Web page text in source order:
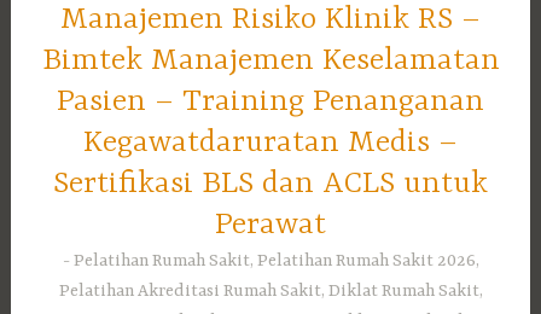
Manajemen Risiko Klinik RS –
Bimtek Manajemen Keselamatan
Pasien – Training Penanganan
Kegawatdaruratan Medis –
Sertifikasi BLS dan ACLS untuk
Perawat
Pelatihan Rumah Sakit, Pelatihan Rumah Sakit 2026,
Pelatihan Akreditasi Rumah Sakit, Diklat Rumah Sakit,